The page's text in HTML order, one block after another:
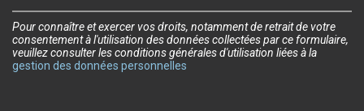
Pour connaître et exercer vos droits, notamment de retrait de votre
consentement à l'utilisation des données collectées par ce formulaire,
veuillez consulter les conditions générales d'utilisation liées à la
gestion des données personnelles